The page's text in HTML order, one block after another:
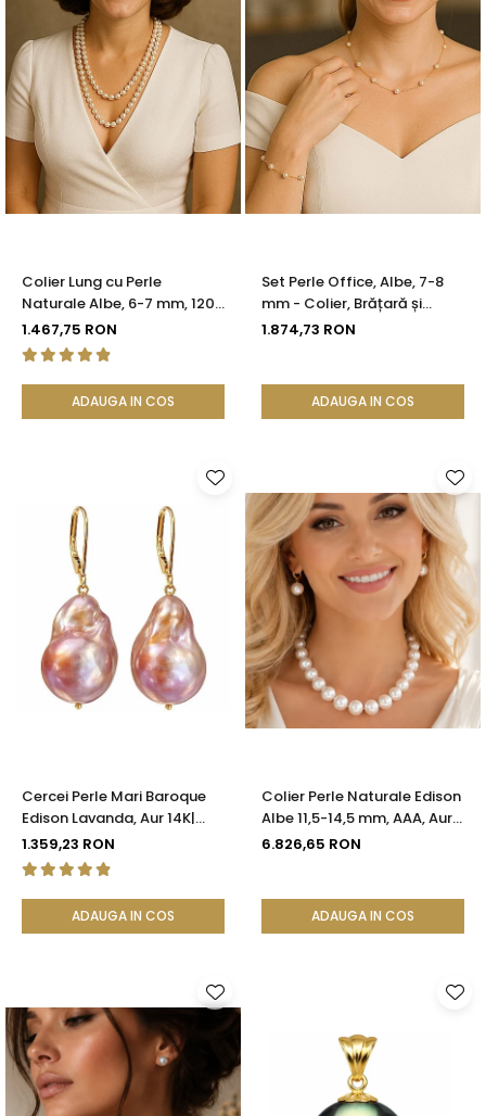
Colier Lung cu Perle
Naturale Albe, 6-7 mm, 120
cm, Închizătoare Argint 925
| KASKADDA®
1.467,75 RON
ADAUGA IN COS
Set Perle Office, Albe, 7-8
mm - Colier, Brățară și
Cercei, Aur Galben 14K |
1.874,73 RON
ADAUGA IN COS
Cercei Perle Mari Baroque
Edison Lavanda, Aur 14K|
KASKADDA®
1.359,23 RON
ADAUGA IN COS
Colier Perle Naturale Edison
Albe 11,5-14,5 mm, AAA, Aur
Galben 14K | KASKADDA®
6.826,65 RON
ADAUGA IN COS